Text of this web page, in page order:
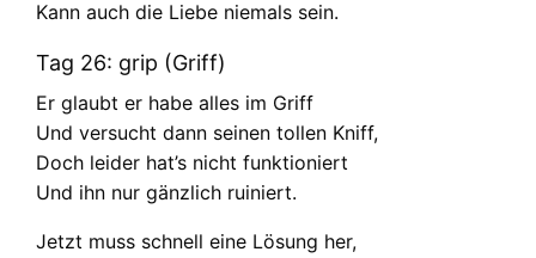
Kann auch die Liebe niemals sein.
Tag 26: grip (Griff)
Er glaubt er habe alles im Griff
Und versucht dann seinen tollen Kniff,
Doch leider hat’s nicht funktioniert
Und ihn nur gänzlich ruiniert.
Jetzt muss schnell eine Lösung her,